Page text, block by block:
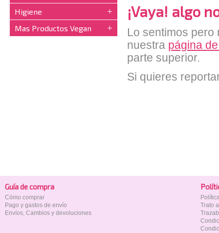
Higiene
Mas Productos Vegan
¡Vaya! algo
Lo sentimos pero
nuestra página
parte superior.
Si quieres
Guía de compra
Cómo comprar
Pago y gastos de envío
Envíos, Cambios y devoluciones
Trato